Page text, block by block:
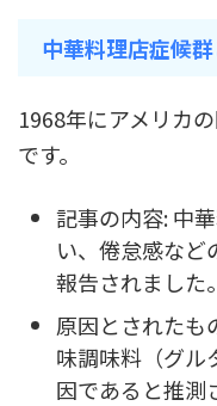
中華料理店症候
1968年にアメリカ
です。
記事の内容: 中
い、倦怠感など
報告されました。
原因とされたも
味調味料（グル
因であると推測